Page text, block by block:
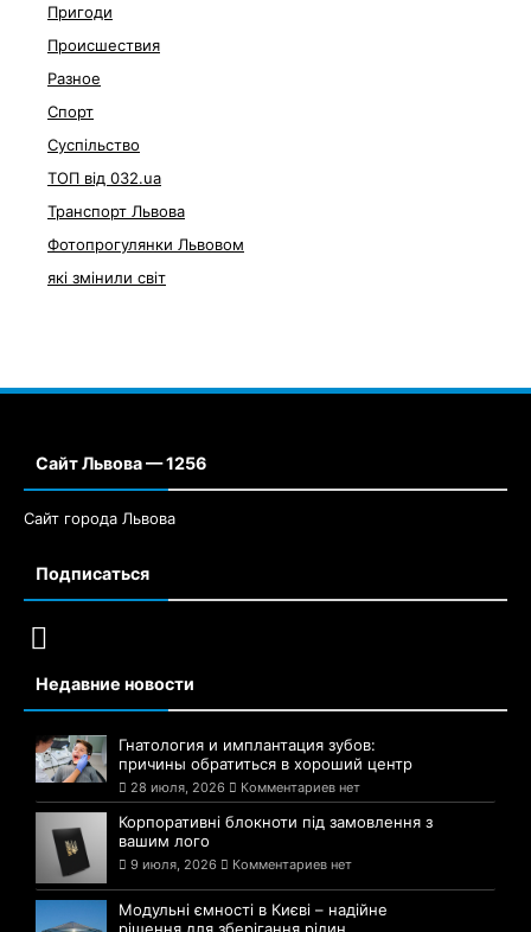
Пригоди
Происшествия
Разное
Спорт
Суспільство
ТОП від 032.ua
Транспорт Львова
Фотопрогулянки Львовом
які змінили світ
Сайт Львова — 1256
Сайт города Львова
Подписаться
Недавние новости
Гнатология и имплантация зубов:
причины обратиться в хороший центр
28 июля, 2026 Комментариев нет
Корпоративні блокноти під замовлення з
вашим лого
9 июля, 2026 Комментариев нет
Модульні ємності в Києві – надійне